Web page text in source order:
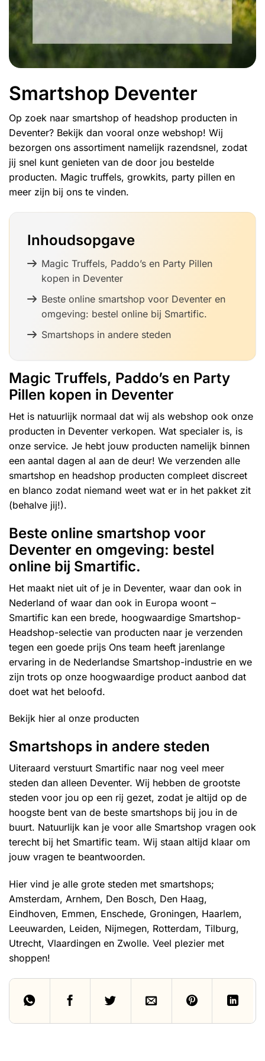
Smartshop Deventer
Op zoek naar smartshop of headshop producten in
Deventer? Bekijk dan vooral onze webshop! Wij
bezorgen ons assortiment namelijk razendsnel, zodat
jij snel kunt genieten van de door jou bestelde
producten. Magic truffels, growkits, party pillen en
meer zijn bij ons te vinden.
Inhoudsopgave
Magic Truffels, Paddo’s en Party Pillen
kopen in Deventer
Beste online smartshop voor Deventer en
omgeving: bestel online bij Smartific.
Smartshops in andere steden
Magic Truffels, Paddo’s en Party
Pillen kopen in Deventer
Het is natuurlijk normaal dat wij als webshop ook onze
producten in Deventer verkopen. Wat specialer is, is
onze service. Je hebt jouw producten namelijk binnen
een aantal dagen al aan de deur! We verzenden alle
smartshop en headshop producten compleet discreet
en blanco zodat niemand weet wat er in het pakket zit
(behalve jij!).
Beste online smartshop voor
Deventer en omgeving: bestel
online bij Smartific.
Het maakt niet uit of je in Deventer, waar dan ook in
Nederland of waar dan ook in Europa woont –
Smartific kan een brede, hoogwaardige Smartshop-
Headshop-selectie van producten naar je verzenden
tegen een goede prijs Ons team heeft jarenlange
ervaring in de Nederlandse Smartshop-industrie en we
zijn trots op onze hoogwaardige product aanbod dat
doet wat het beloofd.
Bekijk hier al onze producten
Smartshops in andere steden
Uiteraard verstuurt Smartific naar nog veel meer
steden dan alleen Deventer. Wij hebben de grootste
steden voor jou op een rij gezet, zodat je altijd op de
hoogste bent van de beste smartshops bij jou in de
buurt. Natuurlijk kan je voor alle Smartshop vragen ook
terecht bij het Smartific team. Wij staan altijd klaar om
jouw vragen te beantwoorden.
Hier vind je alle grote steden met smartshops;
Amsterdam, Arnhem, Den Bosch, Den Haag,
Eindhoven, Emmen, Enschede, Groningen, Haarlem,
Leeuwarden, Leiden, Nijmegen, Rotterdam, Tilburg,
Utrecht, Vlaardingen en Zwolle. Veel plezier met
shoppen!